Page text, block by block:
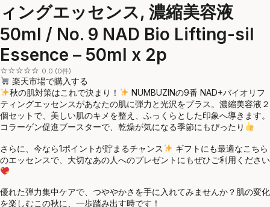
ィングエッセンス, 濃縮美容液
50ml / No. 9 NAD Bio Lifting-sil
Essence – 50ml x 2p
☆☆☆☆☆ 0.0 (0件)
楽天市場で購入する
秋の肌対策はこれで決まり！
NUMBUZINの9番 NAD+バイオリフ
ティングエッセンスがあなたの肌に弾力と光沢をプラス。濃縮美容液２
個セットで、美しい肌のキメを整え、ふっくらとした印象へ導きます。
コラーゲン促進ブースターで、乾燥が気になる季節にもぴったり
さらに、今なら1ポイントが貯まるチャンス
ギフトにも最適なこちら
のエッセンスで、大切なあの人へのプレゼントにもぜひご利用ください
優れた弾力集中ケアで、つややかさを手に入れてみませんか？肌の変化
を楽しむこの秋に、一歩踏み出す時です！